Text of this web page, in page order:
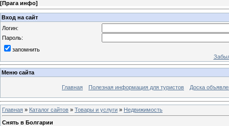
[Прага инфо]
Вход на сайт
Логин:
Пароль:
запомнить
Меню сайта
Главная Полезная информация для туристов Доска
Главная » Каталог сайтов » Товары и услуги » Недвижимость
Снять в Болгарии